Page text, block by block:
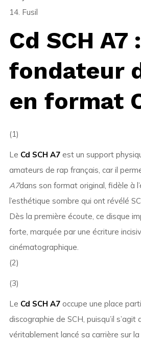
14. Fusil
Cd SCH A7
fondateur
en format
(1)
Le Cd SCH A7est un support
amateurs de rap français, car il
A7dans son format original, fidèle à
l’esthétique sombre qui ont révélé
Dès la première écoute, ce disque
forte, marquée par une écriture
cinématographique.
(2)
(3)
Le Cd SCH A7occupe une place
discographie de SCH, puisqu’il s’agit
véritablement lancé sa carrière sur